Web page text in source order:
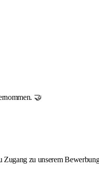
🤝
zu unserem